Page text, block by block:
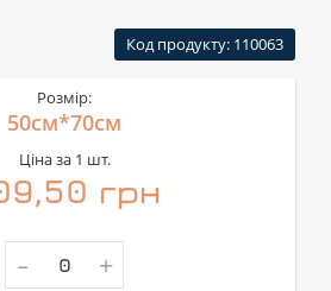
Код продукту: 110063
Розмір:
50см*70см
Ціна за 1 шт.
грн
- +